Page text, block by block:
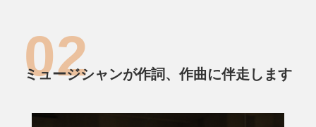
ミュージシャンが作詞、作曲に伴走します